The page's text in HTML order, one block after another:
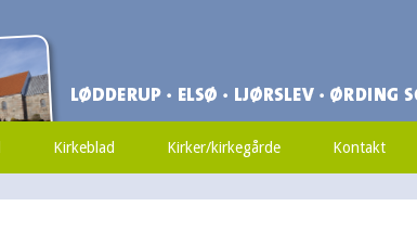
Kirkeblad Kirker/kirkegårde Kontakt